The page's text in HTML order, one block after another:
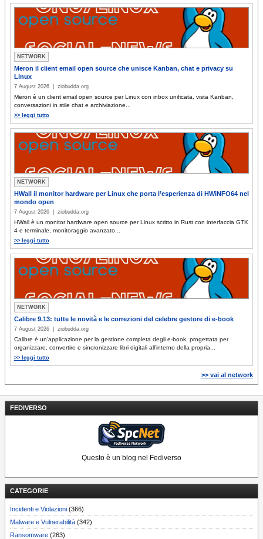
FEDIVERSO
Questo è un blog nel Fediverso
CATEGORIE
Incidenti e Violazioni (366)
Malware e Vulnerabilità (342)
Ransomware (263)
NETWORK
Meron il client email open source che unisce Kanban, chat e privacy su
Linux
7 August 2026 | ziobudda.org
Meron è un client email open source per Linux con inbox unificata, vista Kanban,
conversazioni in stile chat e archiviazione...
>> leggi tutto
NETWORK
HWall il monitor hardware per Linux che porta l’esperienza di HWiNFO64 nel
mondo open
7 August 2026 | ziobudda.org
HWall è un monitor hardware open source per Linux scritto in Rust con interfaccia GTK
4 e terminale, monitoraggio avanzato...
>> leggi tutto
NETWORK
Calibre 9.13: tutte le novità e le correzioni del celebre gestore di e-book
7 August 2026 | ziobudda.org
Calibre è un’applicazione per la gestione completa degli e‑book, progettata per
organizzare, convertire e sincronizzare libri digitali all’interno della propria...
>> leggi tutto
>> vai al network